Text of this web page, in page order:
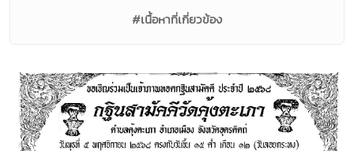
#เนื้อหาที่เกี่ยวข้อง